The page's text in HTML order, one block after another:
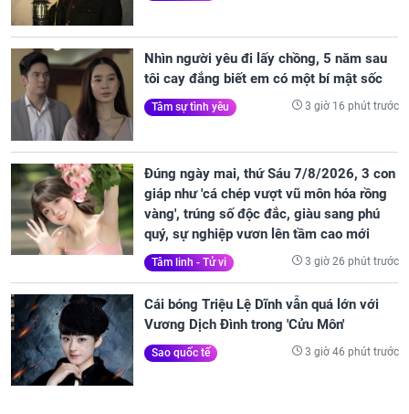
Nhìn người yêu đi lấy chồng, 5 năm sau
tôi cay đắng biết em có một bí mật sốc
Tâm sự tình yêu 3 giờ 16 phút trước
Đúng ngày mai, thứ Sáu 7/8/2026, 3 con
giáp như 'cá chép vượt vũ môn hóa rồng
vàng', trúng số độc đắc, giàu sang phú
quý, sự nghiệp vươn lên tầm cao mới
Tâm linh - Tử vi 3 giờ 26 phút trước
Cái bóng Triệu Lệ Dĩnh vẫn quá lớn với
Vương Dịch Đình trong 'Cửu Môn'
Sao quốc tế 3 giờ 46 phút trước